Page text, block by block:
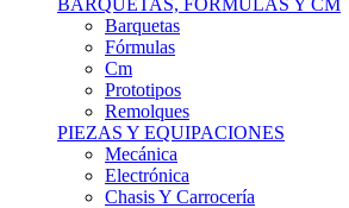
Fórmulas
Cm
Prototipos
Remolques
PIEZAS Y EQUIPACIONES
Mecánica
Electrónica
Chasis Y Carrocería
Suspensiones